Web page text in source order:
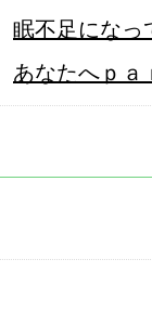
眠不足になっ
あなたへｐａ